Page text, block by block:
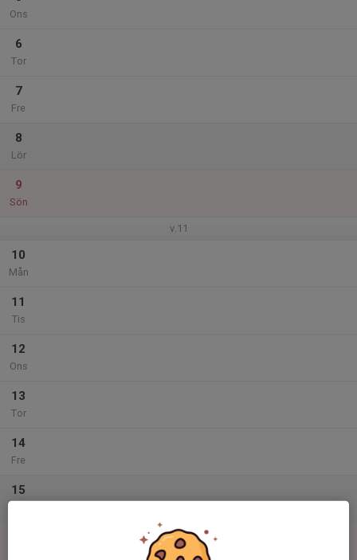
Ons
6
Tor
7
Fre
8
Lör
9
Sön
v.11
10
Mån
11
Tis
12
Ons
13
Tor
14
Fre
15